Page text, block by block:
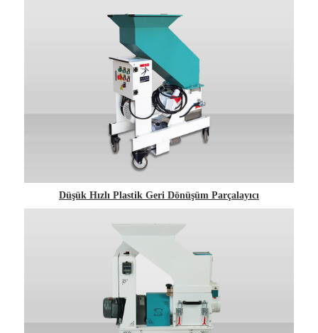
Düşük Hızlı Plastik Geri Dönüşüm Parçalayıcı